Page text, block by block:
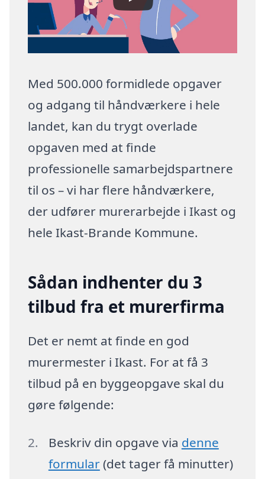
Med 500.000 formidlede opgaver
og adgang til håndværkere i hele
landet, kan du trygt overlade
opgaven med at finde
professionelle samarbejdspartnere
til os – vi har flere håndværkere,
der udfører murerarbejde i Ikast og
hele Ikast-Brande Kommune.
Sådan indhenter du 3
tilbud fra et murerfirma
Det er nemt at finde en god
murermester i Ikast. For at få 3
tilbud på en byggeopgave skal du
gøre følgende:
Beskriv din opgave via denne
formular(det tager få minutter)